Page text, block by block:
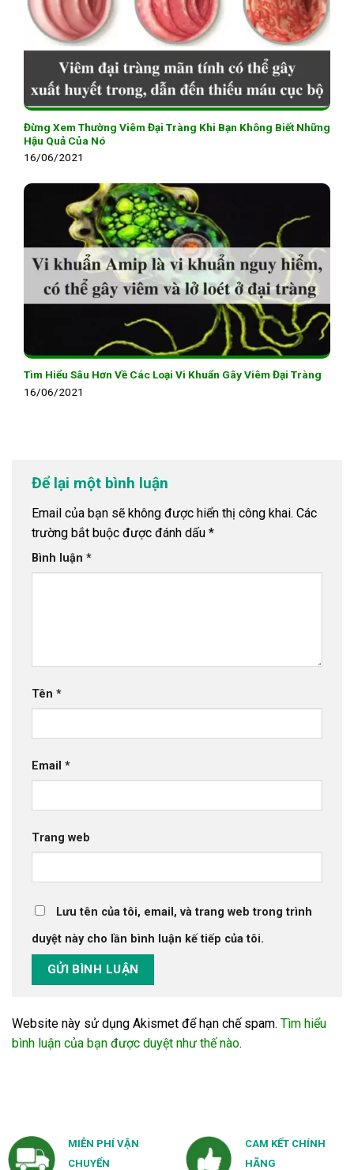
Đừng Xem Thường Viêm Đại Tràng Khi Bạn Không Biết Những
Hậu Quả Của Nó
16/06/2021
Tìm Hiểu Sâu Hơn Về Các Loại Vi Khuẩn Gây Viêm Đại Tràng
16/06/2021
Để lại một bình luận
Email của bạn sẽ không được hiển thị công khai. Các
trường bắt buộc được đánh dấu *
Bình luận *
Tên *
Email *
Trang web
Lưu tên của tôi, email, và trang web trong trình
duyệt này cho lần bình luận kế tiếp của tôi.
Website này sử dụng Akismet để hạn chế spam. Tìm hiểu
bình luận của bạn được duyệt như thế nào.
MIỄN PHÍ VẬN
CHUYỂN
CAM KẾT CHÍNH
HÃNG